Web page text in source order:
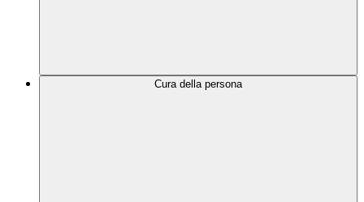
Cura della persona